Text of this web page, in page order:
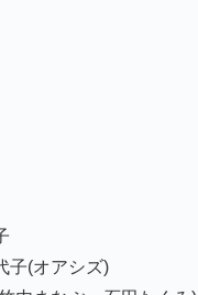
子(オアシズ)